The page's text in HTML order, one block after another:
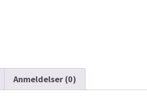
Anmeldelser (0)